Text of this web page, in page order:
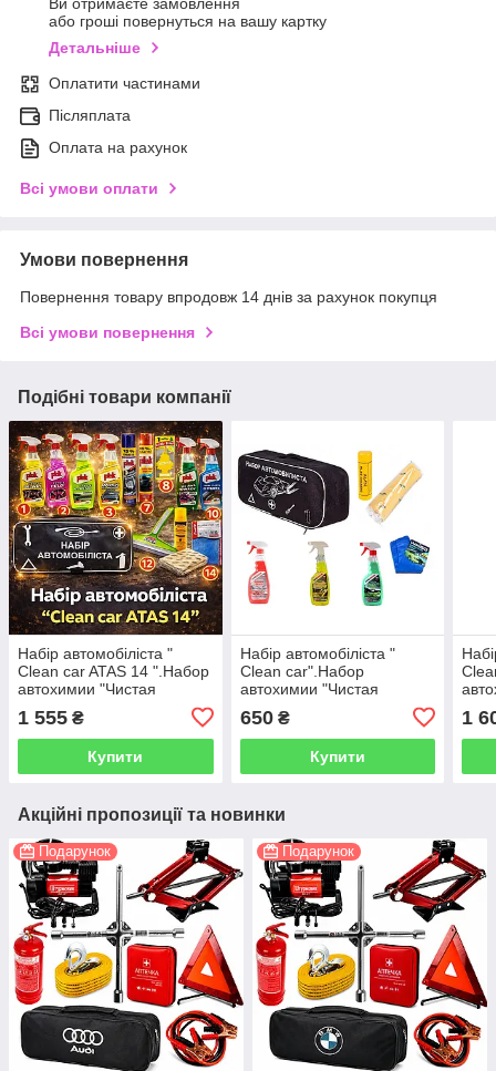
Ви отримаєте замовлення
або гроші повернуться на вашу картку
Детальніше
Оплатити частинами
Післяплата
Оплата на рахунок
Всі умови оплати
Умови повернення
Повернення товару впродовж 14 днів за рахунок покупця
Всі умови повернення
Подібні товари компанії
Набір автомобіліста "
Clean car ATAS 14 ".Набор
автохимии "Чистая
1 555 ₴
Купити
Набір автомобіліста "
Clean car".Набор
автохимии "Чистая
650₴
Купити
1
Акційні пропозиції та новинки
Подарунок Подарунок